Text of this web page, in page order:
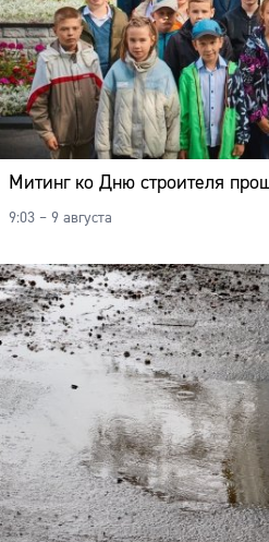
Митинг ко Дню строителя
9:03 – 9 августа